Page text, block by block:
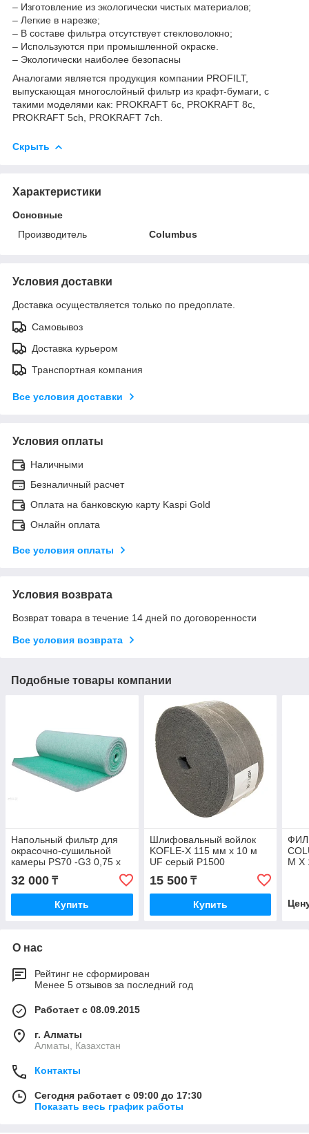
– Изготовление из экологически чистых материалов;
– Легкие в нарезке;
– В составе фильтра отсутствует стекловолокно;
– Используются при промышленной окраске.
– Экологически наиболее безопасны
Аналогами является продукция компании PROFILT,
выпускающая многослойный фильтр из крафт-бумаги, с
такими моделями как: PROKRAFT 6c, PROKRAFT 8c,
PROKRAFT 5ch, PROKRAFT 7ch.
Скрыть
Характеристики
Основные
Производитель
Columbus
Условия доставки
Доставка осуществляется только по предоплате.
Самовывоз
Доставка курьером
Транспортная компания
Все условия доставки
Условия оплаты
Наличными
Безналичный расчет
Оплата на банковскую карту Kaspi Gold
Онлайн оплата
Все условия оплаты
Условия возврата
Возврат товара в течение 14 дней по договоренности
Все условия возврата
Подобные товары компании
Напольный фильтр для
окрасочно-сушильной
камеры PS70 -G3 0,75 x
20 м в рулоне
32 000 ₸
Купить
Шлифовальный войлок
KOFLE-X 115 мм x 10 м
UF серый P1500
15 500₸
Купить
М X
О нас
Рейтинг не сформирован
Менее 5 отзывов за последний год
Работает с 08.09.2015
г. Алматы
Алматы, Казахстан
Контакты
Сегодня работает с 09:00 до 17:30
Показать весь график работы